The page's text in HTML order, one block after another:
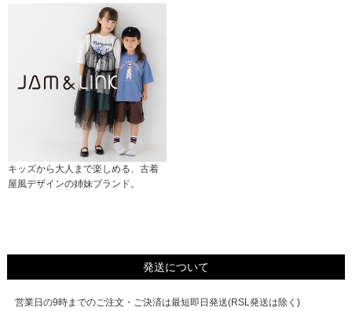
キッズから大人まで楽しめる、古着
屋風デザインの姉妹ブランド。
発送について
営業日の9時までのご注文・ご決済は最短即日発送(RSL発送は除く)